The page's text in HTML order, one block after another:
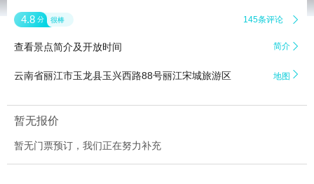
4.8 分 很棒 145条评论 
查看景点简介及开放时间 简介 
云南省丽江市玉龙县玉兴西路88号丽江宋城旅游区 地图 
暂无报价
暂无门票预订，我们正在努力补充